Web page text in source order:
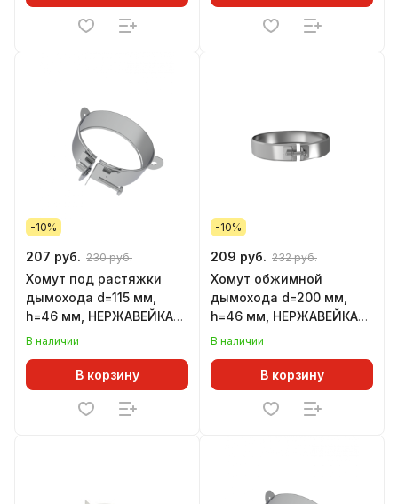
-10%
207 руб. 230 руб.
Хомут под растяжки
дымохода d=115 мм,
h=46 мм, НЕРЖАВЕЙКА
(GS)
В наличии
В корзину
-10%
209 руб. 232 руб.
Хомут обжимной
дымохода d=200 мм,
h=46 мм, НЕРЖАВЕЙКА
(GS)
В наличии
В корзину